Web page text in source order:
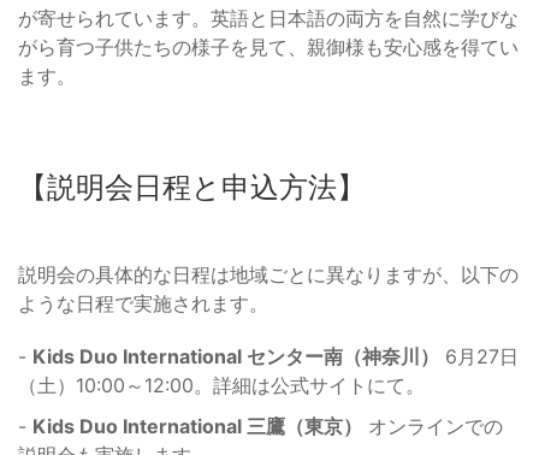
が寄せられています。英語と日本語の両方を自然に学びな
がら育つ子供たちの様子を見て、親御様も安心感を得てい
ます。
【説明会日程と申込方法】
説明会の具体的な日程は地域ごとに異なりますが、以下の
ような日程で実施されます。
- Kids Duo International センター南（神奈川）
6月27日
（土）10:00～12:00。詳細は公式サイトにて。
- Kids Duo International 三鷹（東京）
オンラインでの